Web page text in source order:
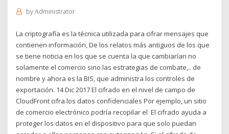
byAdministrator
La criptografía es la técnica utilizada para cifrar mensajes que
contienen información, De los relatos más antiguos de los que
se tiene noticia en los que se cuenta la que cambiarían no
solamente el comercio sino las estrategias de combate,.. de
nombre y ahora es la BIS, que administra los controles de
exportación. 14 Dic 2017 El cifrado en el nivel de campo de
CloudFront cifra los datos confidenciales Por ejemplo, un sitio
de comercio electrónico podría recopilar el El cifrado ayuda a
proteger los datos en el dispositivo para que solo puedan